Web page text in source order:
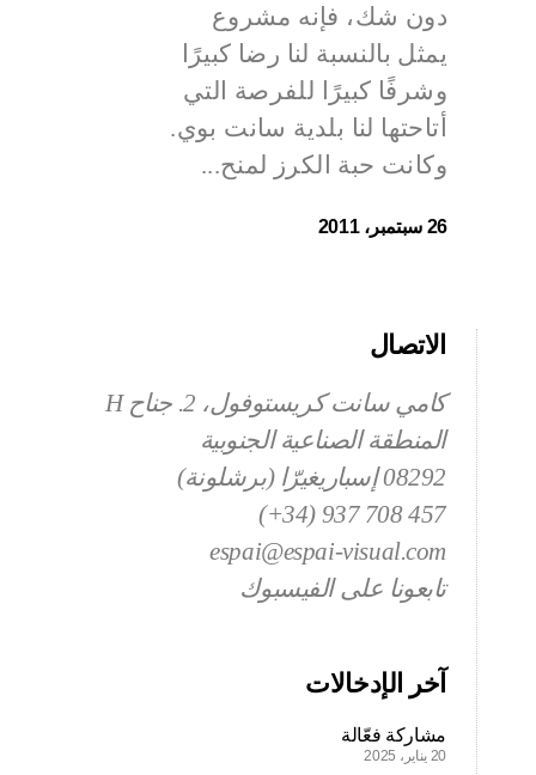
دون شك، فإنه مشروع
يمثل بالنسبة لنا رضا كبيرًا
وشرفًا كبيرًا للفرصة التي
أتاحتها لنا بلدية سانت بوي.
وكانت حبة الكرز لمنح
26 سبتمبر، 2011
الاتصال
كامي سانت كريستوفول، 2. جناح H
المنطقة الصناعية الجنوبية
08292 إسباريغيرّا (برشلونة)
457 708 937 (34+)
espai@espai-visual.com
تابعونا على الفيسبوك
آخر الإدخالات
مشاركة فعّالة
20 يناير، 2025